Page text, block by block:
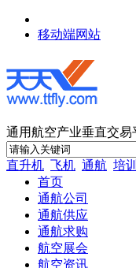
移动端网站
通用航空产业垂直交易
直升机 飞机 通航 培训
首页
通航公司
通航供应
通航求购
航空展会
航空资讯